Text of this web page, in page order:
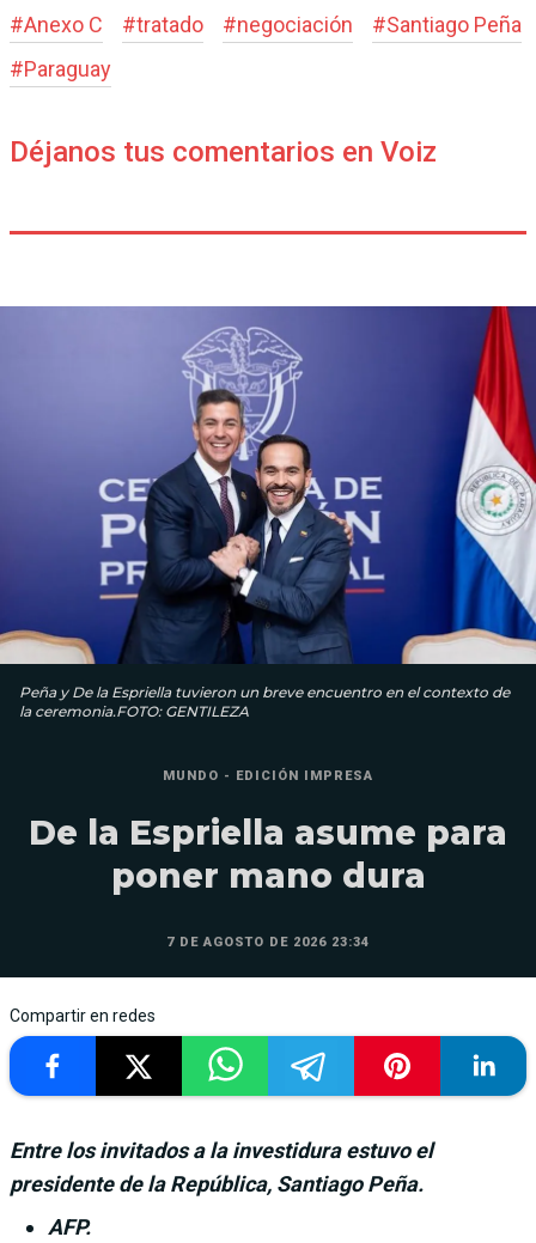
#Anexo C #tratado #negociación #Santiago Peña
#Paraguay
Déjanos tus comentarios en Voiz
Peña y De la Espriella tuvieron un breve encuentro en el contexto de
la ceremonia.FOTO: GENTILEZA
MUNDO - EDICIÓN IMPRESA
De la Espriella asume para
poner mano dura
7 DE AGOSTO DE 2026 23:34
Compartir en redes
Entre los invitados a la investidura estuvo el
presidente de la República, Santiago Peña.
AFP.